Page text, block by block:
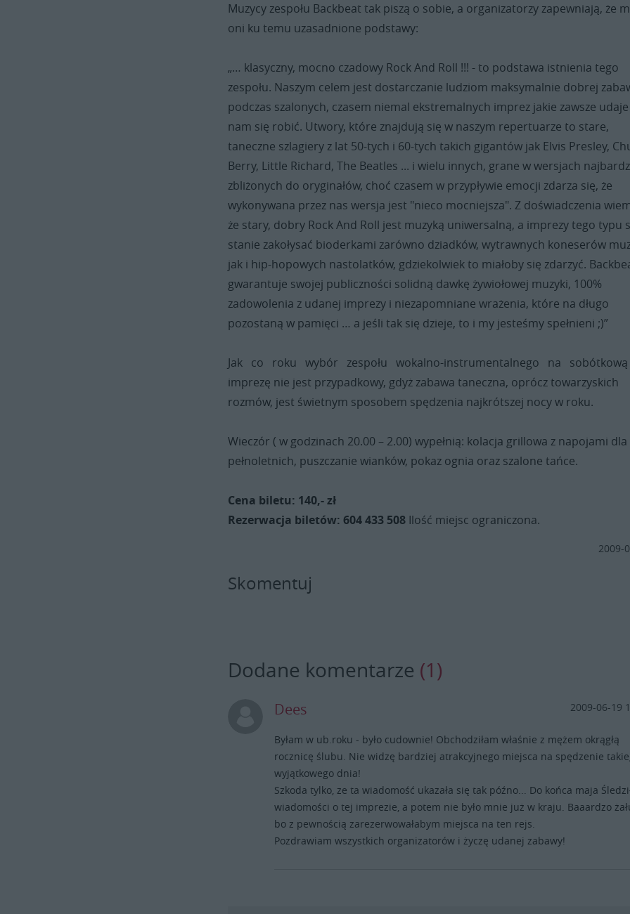
Muzycy zespołu Backbeat tak piszą o sobie, a organizatorzy zapewniają, że
oni ku temu uzasadnione podstawy:
„… klasyczny, mocno czadowy Rock And Roll !!! - to podstawa istnienia tego
zespołu. Naszym celem jest dostarczanie ludziom maksymalnie dobrej
podczas szalonych, czasem niemal ekstremalnych imprez jakie zawsze udaje
nam się robić. Utwory, które znajdują się w naszym repertuarze to stare,
taneczne szlagiery z lat 50-tych i 60-tych takich gigantów jak Elvis Presley,
Berry, Little Richard, The Beatles ... i wielu innych, grane w wersjach
zbliżonych do oryginałów, choć czasem w przypływie emocji zdarza się, że
wykonywana przez nas wersja jest "nieco mocniejsza". Z doświadczenia
że stary, dobry Rock And Roll jest muzyką uniwersalną, a imprezy tego typu
stanie zakołysać bioderkami zarówno dziadków, wytrawnych koneserów
jak i hip-hopowych nastolatków, gdziekolwiek to miałoby się zdarzyć.
gwarantuje swojej publiczności solidną dawkę żywiołowej muzyki, 100%
zadowolenia z udanej imprezy i niezapomniane wrażenia, które na długo
pozostaną w pamięci … a jeśli tak się dzieje, to i my jesteśmy spełnieni ;)”
Jak co roku wybór zespołu wokalno-instrumentalnego na sobótkową
imprezę nie jest przypadkowy, gdyż zabawa taneczna, oprócz towarzyskich
rozmów, jest świetnym sposobem spędzenia najkrótszej nocy w roku.
Wieczór ( w godzinach 20.00 – 2.00) wypełnią: kolacja grillowa z napojami dla
pełnoletnich, puszczanie wianków, pokaz ognia oraz szalone tańce.
Cena biletu: 140,- zł
Rezerwacja biletów: 604 433 508 Ilość miejsc ograniczona.
2009-
Skomentuj
Dodane komentarze (1)
Dees 2009-06-19
Byłam w ub.roku - było cudownie! Obchodziłam właśnie z mężem okrągłą
rocznicę ślubu. Nie widzę bardziej atrakcyjnego miejsca na spędzenie
wyjątkowego dnia!
Szkoda tylko, ze ta wiadomość ukazała się tak późno... Do końca maja
wiadomości o tej imprezie, a potem nie było mnie już w kraju. Baaardzo
bo z pewnością zarezerwowałabym miejsca na ten rejs.
Pozdrawiam wszystkich organizatorów i życzę udanej zabawy!